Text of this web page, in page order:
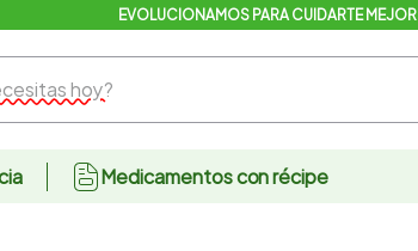
EVOLUCIONAMOS PARA CUIDARTE MEJOR
hoy?
Medicamentos con récipe